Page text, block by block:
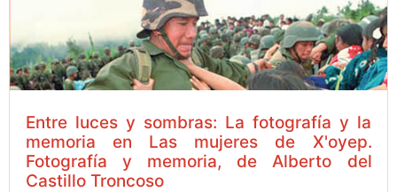
Entre luces y sombras: La fotografía y la
memoria en Las mujeres de X'oyep.
Fotografía y memoria, de Alberto del
Castillo Troncoso